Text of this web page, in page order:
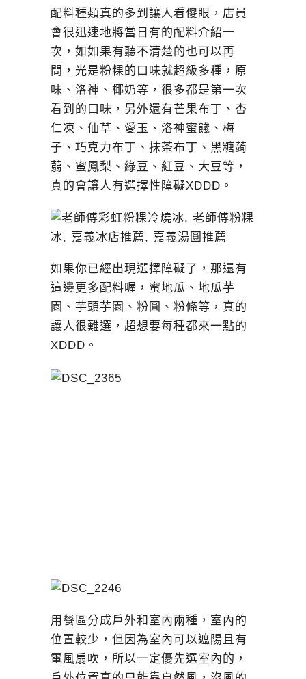
配料種類真的多到讓人看傻眼，店員
會很迅速地將當日有的配料介紹一
次，如如果有聽不清楚的也可以再
問，光是粉粿的口味就超級多種，原
味、洛神、椰奶等，很多都是第一次
看到的口味，另外還有芒果布丁、杏
仁凍、仙草、愛玉、洛神蜜餞、梅
子、巧克力布丁、抹茶布丁、黑糖蒟
蒻、蜜鳳梨、綠豆、紅豆、大豆等，
真的會讓人有選擇性障礙XDDD。
如果你已經出現選擇障礙了，那還有
這邊更多配料喔，蜜地瓜、地瓜芋
園、芋頭芋園、粉圓、粉條等，真的
讓人很難選，超想要每種都來一點的
XDDD。
用餐區分成戶外和室內兩種，室內的
位置較少，但因為室內可以遮陽且有
電風扇吹，所以一定優先選室內的，